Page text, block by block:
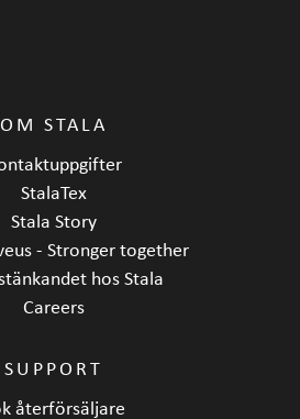
OM STALA
StalaTex
Stala Story
- Stronger together
hos Stala
Careers
SUPPORT
återförsäljare